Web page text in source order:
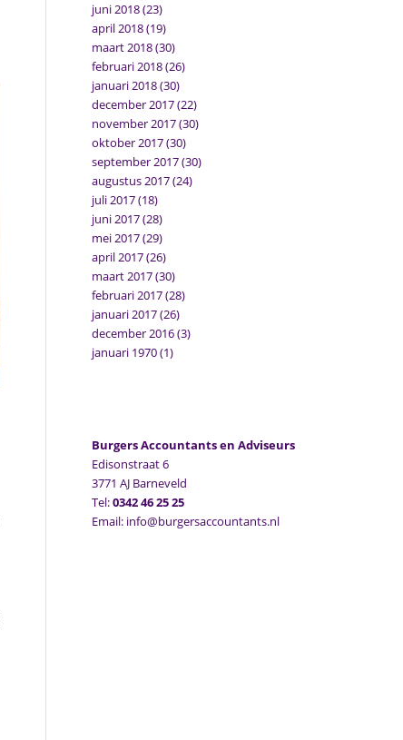
juni 2018(23)
april 2018(19)
maart 2018(30)
februari 2018(26)
januari 2018(30)
december 2017(22)
november 2017(30)
oktober 2017(30)
september 2017(30)
augustus 2017(24)
juli 2017(18)
juni 2017(28)
mei 2017(29)
april 2017(26)
maart 2017(30)
februari 2017(28)
januari 2017(26)
december 2016(3)
januari 1970(1)
Burgers Accountants en Adviseurs
Edisonstraat 6
3771 AJ Barneveld
Tel:0342 46 25 25
Email: info@burgersaccountants.nl